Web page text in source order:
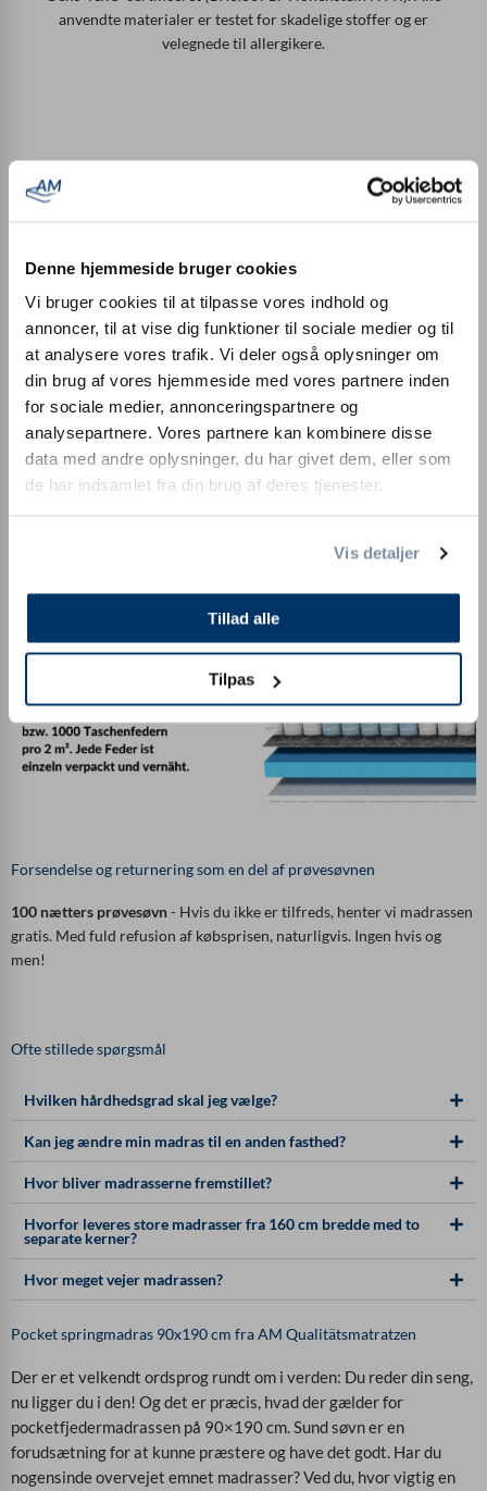
Denne hjemmeside bruger cookies
Vi bruger cookies til at tilpasse vores indhold og
annoncer, til at vise dig funktioner til sociale medier og til
at analysere vores trafik. Vi deler også oplysninger om
din brug af vores hjemmeside med vores partnere inden
for sociale medier, annonceringspartnere og
analysepartnere. Vores partnere kan kombinere disse
data med andre oplysninger, du har givet dem, eller som
de har indsamlet fra din brug af deres tjenester.
Vis detaljer
Tillad alle
Tilpas
anvendte materialer er testet for skadelige stoffer og er
velegnede til allergikere.
Fremstillet i Tyskland
Vores madrasser fremstilles udelukkende i Tyskland. Selv
betrækkene er syet i Tyskland og ikke bare trukket over
madraskernen.
Forsendelse og returnering som en del af prøvesøvnen
100 nætters prøvesøvn- Hvis du ikke er tilfreds, henter vi madrassen
gratis. Med fuld refusion af købsprisen, naturligvis. Ingen hvis og
men!
Ofte stillede spørgsmål
Hvilken hårdhedsgrad skal jeg vælge?
Kan jeg ændre min madras til en anden fasthed?
Hvor bliver madrasserne fremstillet?
Hvorfor leveres store madrasser fra 160 cm bredde med to
separate kerner?
Hvor meget vejer madrassen?
Pocket springmadras 90x190 cm fra AM Qualitätsmatratzen
Der er et velkendt ordsprog rundt om i verden: Du reder din seng,
nu ligger du i den! Og det er præcis, hvad der gælder for
pocketfjedermadrassen på 90×190 cm. Sund søvn er en
forudsætning for at kunne præstere og have det godt. Har du
nogensinde overvejet emnet madrasser? Ved du, hvor vigtig en